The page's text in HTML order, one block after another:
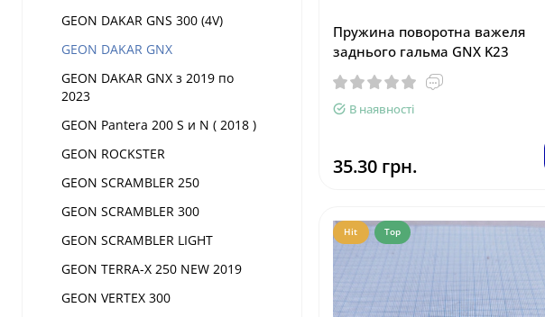
GEON DAKAR GNS 300 (4V)
GEON DAKAR GNX
GEON DAKAR GNX з 2019 по
2023
GEON Pantera 200 S и N ( 2018 )
GEON ROCKSTER
GEON SCRAMBLER 250
GEON SCRAMBLER 300
GEON SCRAMBLER LIGHT
GEON TERRA-X 250 NEW 2019
GEON VERTEX 300
Пружина поворотна важеля
заднього гальма GNX K23
В наявності
35.30 грн.
Hit Top